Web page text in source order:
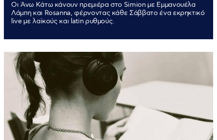
Οι Άνω Κάτω κάνουν πρεμιέρα στο Simion με Εμμανουέλα
Λάμπη και Rosanna, φέρνοντας κάθε Σάββατο ένα εκρηκτικό
live με λαϊκούς και latin ρυθμούς.